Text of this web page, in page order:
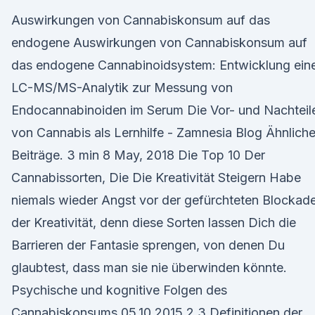
Auswirkungen von Cannabiskonsum auf das
endogene Auswirkungen von Cannabiskonsum auf
das endogene Cannabinoidsystem: Entwicklung
LC-MS/MS-Analytik zur Messung von
Endocannabinoiden im Serum Die Vor- und
von Cannabis als Lernhilfe - Zamnesia Blog Ähnliche
Beiträge. 3 min 8 May, 2018 Die Top 10 Der
Cannabissorten, Die Die Kreativität Steigern Habe
niemals wieder Angst vor der gefürchteten
der Kreativität, denn diese Sorten lassen Dich die
Barrieren der Fantasie sprengen, von denen Du
glaubtest, dass man sie nie überwinden könnte.
Psychische und kognitive Folgen des